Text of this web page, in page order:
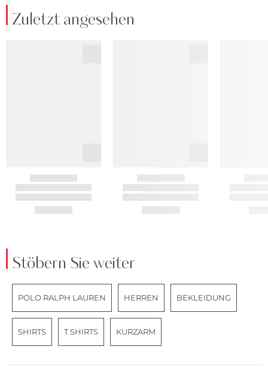
Zuletzt angesehen
Stöbern Sie weiter
POLO RALPH LAUREN HERREN BEKLEIDUNG
SHIRTS T SHIRTS KURZARM